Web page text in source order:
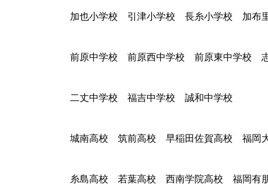
加也小学校 引津小学校 長糸小学校 加布
前原中学校 前原西中学校 前原東中学校
二丈中学校 福吉中学校 誠和中学校
城南高校 筑前高校 早稲田佐賀高校 福岡
糸島高校 若葉高校 西南学院高校 福岡有